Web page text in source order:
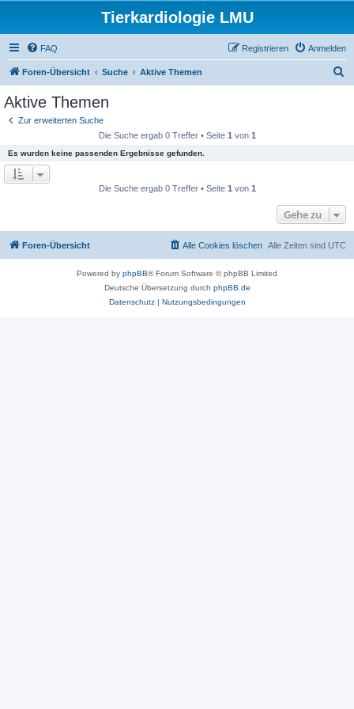
Tierkardiologie LMU
FAQ Anmelden
Registrieren
Foren-Übersicht Suche Aktive Themen
Aktive Themen
Zur erweiterten Suche
Die Suche ergab 0 Treffer • Seite 1 von 1
Es wurden keine passenden Ergebnisse gefunden.
Die Suche ergab 0 Treffer • Seite 1 von 1
Gehe zu
Foren-Übersicht Alle Zeiten sind UTC
Alle Cookies löschen
Powered by phpBB® Forum Software © phpBB Limited
Deutsche Übersetzung durch phpBB.de
Datenschutz| Nutzungsbedingungen